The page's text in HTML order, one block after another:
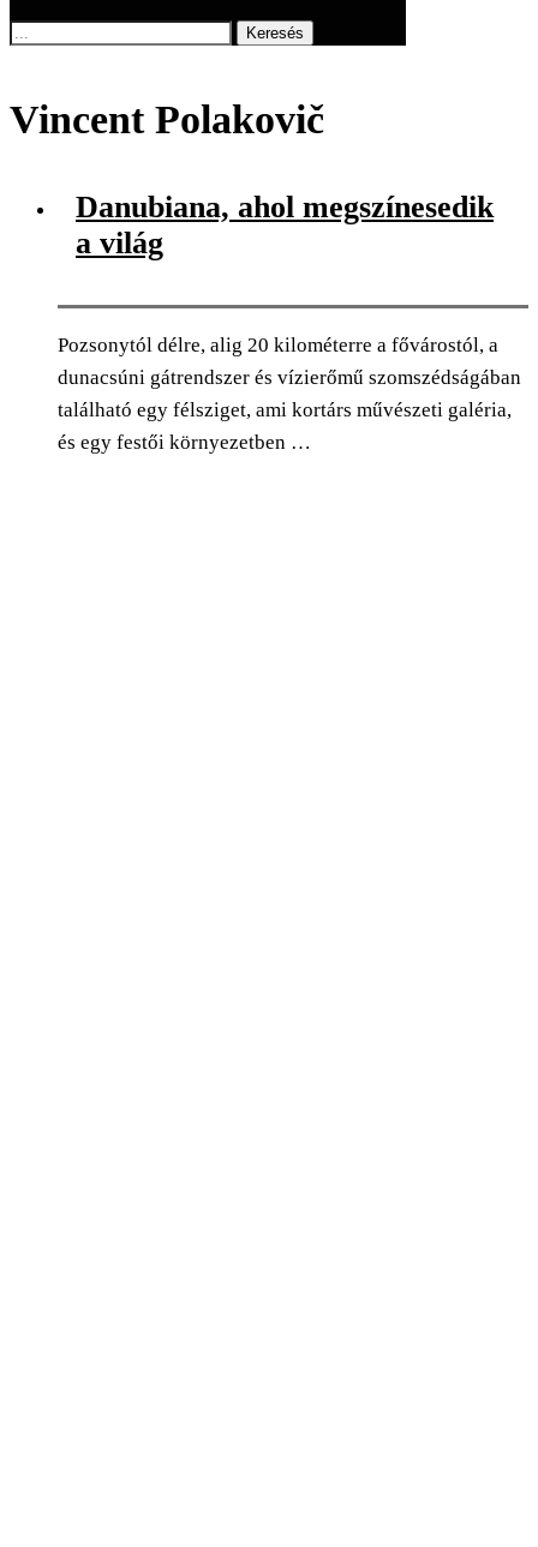
Keresés
Vincent Polakovič
Danubiana, ahol megszínesedik
a világ
Pozsonytól délre, alig 20 kilométerre a fővárostól, a
dunacsúni gátrendszer és vízierőmű szomszédságában
található egy félsziget, ami kortárs művészeti galéria,
és egy festői környezetben …